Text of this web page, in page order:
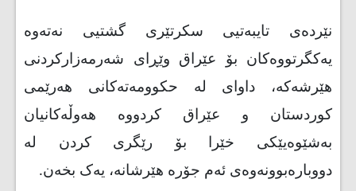
نێردەی تایبەتیی سکرتێری گشتیی نەتەوە
یەکگرتووەکان بۆ عێراق وێڕای شەرمەزارکردنی
هێرشەکە، داوای لە حکوومەتەکانی هەرێمی
کوردستان و عێراق کردووە ھەوڵەكانیان
بەشێوەیێكی خێرا بۆ رێگری كردن لە
دووبارەبوونەوەی ئەم جۆرە ھێرشانە، یەک بخەن.